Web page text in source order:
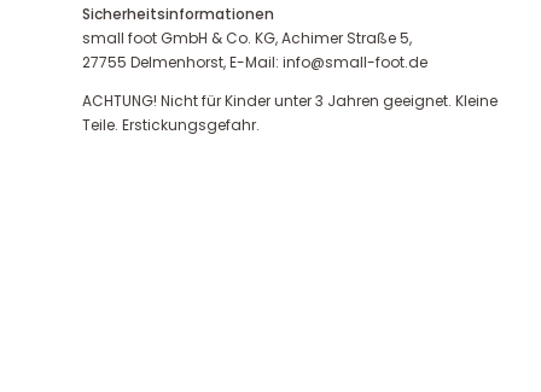
Sicherheitsinformationen
small foot GmbH & Co. KG, Achimer Straße 5,
27755 Delmenhorst, E-Mail: info@small-foot.de
ACHTUNG! Nicht für Kinder unter 3 Jahren geeignet. Kleine
Teile. Erstickungsgefahr.